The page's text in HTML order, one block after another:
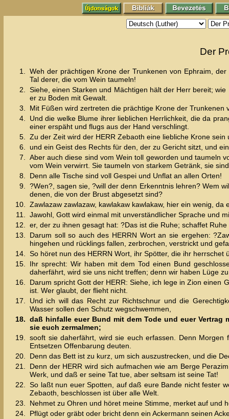
Der
1.
Weh der prächtigen Krone der Trunkenen von Ephraim,
Tal derer, die vom Wein taumeln!
2.
Siehe, einen Starken und Mächtigen hält der Herr bereit;
er zu Boden mit Gewalt.
3.
Mit Füßen wird zertreten die prächtige Krone der Trunkenen
4.
Und die welke Blume ihrer lieblichen Herrlichkeit, die da
einer erspäht und flugs aus der Hand verschlingt.
5.
Zu der Zeit wird der HERR Zebaoth eine liebliche Krone
6.
und ein Geist des Rechts für den, der zu Gericht sitzt, und
7.
Aber auch diese sind vom Wein toll geworden und taumeln
vom Wein verwirrt. Sie taumeln von starkem Getränk, sie
8.
Denn alle Tische sind voll Gespei und Unflat an allen Orten!
9.
?Wen?, sagen sie, ?will der denn Erkenntnis lehren? Wem
denen, die von der Brust abgesetzt sind?
10.
Zawlazaw zawlazaw, kawlakaw kawlakaw, hier ein wenig, da
11.
Jawohl, Gott wird einmal mit unverständlicher Sprache und
12.
er, der zu ihnen gesagt hat: ?Das ist die Ruhe; schaffet
13.
Darum soll so auch des HERRN Wort an sie ergehen:
hingehen und rücklings fallen, zerbrochen, verstrickt und
14.
So höret nun des HERRN Wort, ihr Spötter, die ihr herrschet
15.
Ihr sprecht: Wir haben mit dem Tod einen Bund
daherfährt, wird sie uns nicht treffen; denn wir haben Lüge
16.
Darum spricht Gott der HERR: Siehe, ich lege in Zion einen
ist. Wer glaubt, der flieht nicht.
17.
Und ich will das Recht zur Richtschnur und die
Wasser sollen den Schutz wegschwemmen,
18. daß hinfalle euer Bund mit dem Tode und euer
sie euch zermalmen;
19.
sooft sie daherfährt, wird sie euch erfassen. Denn
Entsetzen Offenbarung deuten.
20.
Denn das Bett ist zu kurz, um sich auszustrecken, und die
21.
Denn der HERR wird sich aufmachen wie am Berge
Werk, und daß er seine Tat tue, aber seltsam ist seine Tat!
22.
So laßt nun euer Spotten, auf daß eure Bande nicht fester
Zebaoth, beschlossen ist über alle Welt.
23.
Nehmet zu Ohren und höret meine Stimme, merket auf und
24.
Pflügt oder gräbt oder bricht denn ein Ackermann seinen